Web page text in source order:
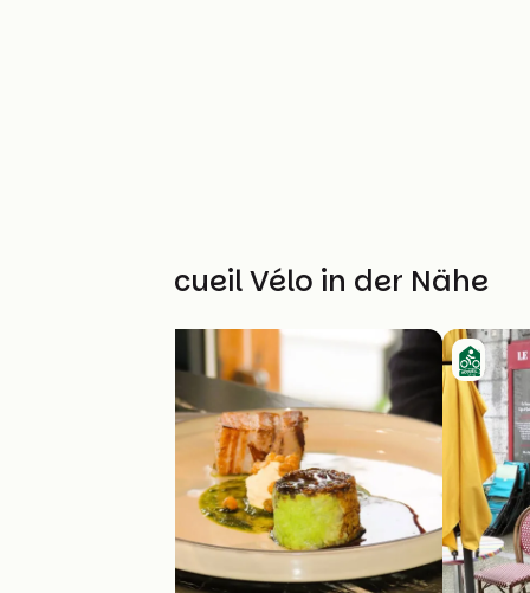
Weitere Accueil Vélo in der Nähe